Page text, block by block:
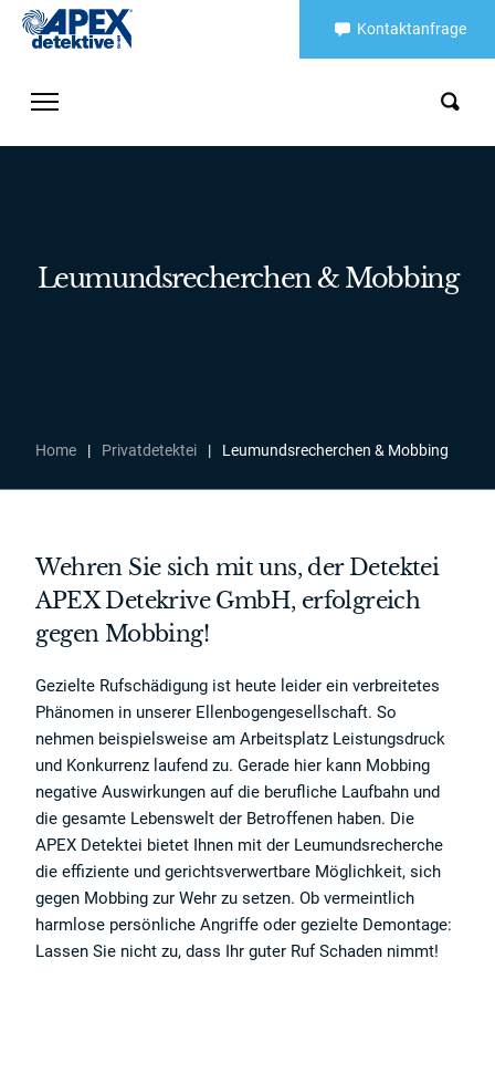
Kontaktanfrage
Leumundsrecherchen & Mobbing
Home | Privatdetektei | Leumundsrecherchen & Mobbing
Wehren Sie sich mit uns, der Detektei
APEX Detekrive GmbH, erfolgreich
gegen Mobbing!
Gezielte Rufschädigung ist heute leider ein verbreitetes
Phänomen in unserer Ellenbogengesellschaft. So
nehmen beispielsweise am Arbeitsplatz Leistungsdruck
und Konkurrenz laufend zu. Gerade hier kann Mobbing
negative Auswirkungen auf die berufliche Laufbahn und
die gesamte Lebenswelt der Betroffenen haben. Die
APEX Detektei bietet Ihnen mit der Leumundsrecherche
die effiziente und gerichtsverwertbare Möglichkeit, sich
gegen Mobbing zur Wehr zu setzen. Ob vermeintlich
harmlose persönliche Angriffe oder gezielte Demontage:
Lassen Sie nicht zu, dass Ihr guter Ruf Schaden nimmt!